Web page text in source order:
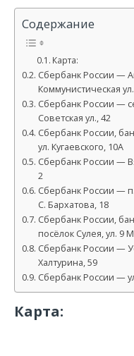
Содержание
Карта:
Сбербанк России —
Коммунистическая
Сбербанк России —
Советская ул., 42
Сбербанк России,
ул. Кугаевского, 10А
Сбербанк России —
2
Сбербанк России —
С. Бархатова, 18
Сбербанк России,
посёлок Сулея, ул. 9
Сбербанк России —
Халтурина, 59
Сбербанк России —
Карта: